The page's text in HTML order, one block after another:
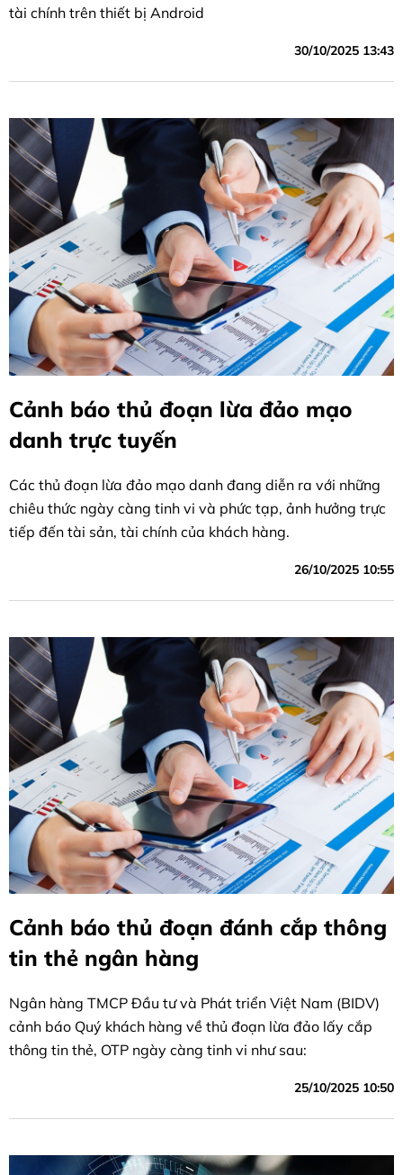
tài chính trên thiết bị Android
30/10/2025 13:43
Cảnh báo thủ đoạn lừa đảo mạo
danh trực tuyến
Các thủ đoạn lừa đảo mạo danh đang diễn ra với những
chiêu thức ngày càng tinh vi và phức tạp, ảnh hưởng trực
tiếp đến tài sản, tài chính của khách hàng.
26/10/2025 10:55
Cảnh báo thủ đoạn đánh cắp thông
tin thẻ ngân hàng
Ngân hàng TMCP Đầu tư và Phát triển Việt Nam (BIDV)
cảnh báo Quý khách hàng về thủ đoạn lừa đảo lấy cắp
thông tin thẻ, OTP ngày càng tinh vi như sau:
25/10/2025 10:50